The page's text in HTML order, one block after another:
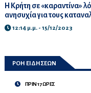
Η Κρήτη σε «καραντίνα»
ανησυχία για τους
12:14 μ.μ. - 15/12/2023
ΡΟΗ ΕΙΔΗΣΕΩΝ
ΠΡΙΝ 17 ΩΡΕΣ